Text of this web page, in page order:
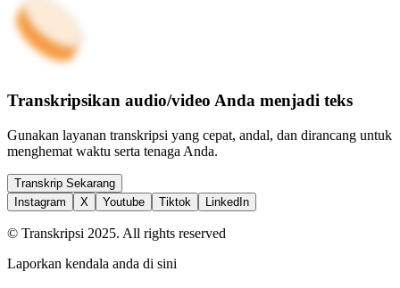
Transkripsikan audio/video Anda menjadi teks
Gunakan layanan transkripsi yang cepat, andal, dan dirancang untuk
menghemat waktu serta tenaga Anda.
Transkrip Sekarang
Instagram
X Youtube Tiktok LinkedIn
© Transkripsi 2025. All rights reserved
Laporkan kendala anda di sini